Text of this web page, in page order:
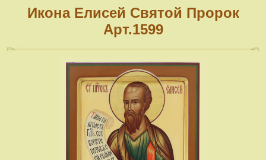
Икона Елисей Святой Пророк
Арт.1599